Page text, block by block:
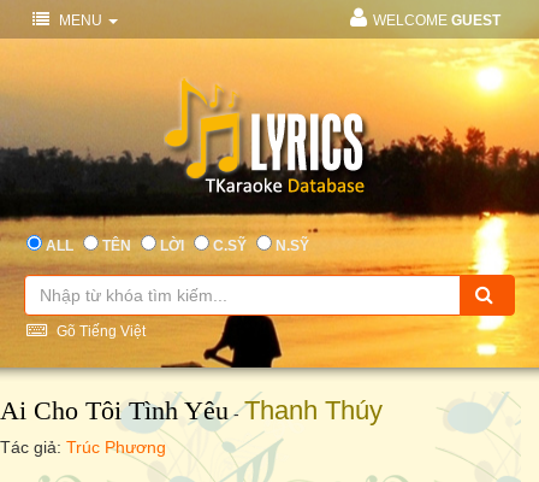
MENU WELCOME GUEST
ALL TÊN LỜI C.SỸ N.SỸ
Gõ Tiếng Việt
Ai Cho Tôi Tình Yêu-Thanh Thúy
Tác giả: Trúc Phương